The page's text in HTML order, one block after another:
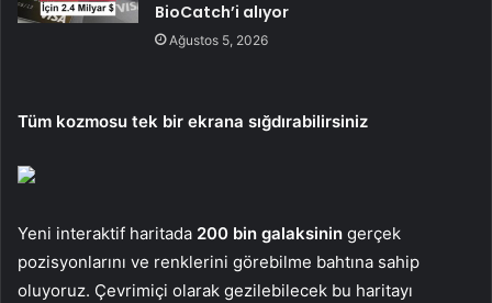
BioCatch’i alıyor
Ağustos 5, 2026
Tüm kozmosu tek bir ekrana sığdırabilirsiniz
Yeni interaktif haritada 200 bin galaksinin gerçek
pozisyonlarını ve renklerini görebilme bahtına sahip
oluyoruz. Çevrimiçi olarak gezilebilecek bu haritayı